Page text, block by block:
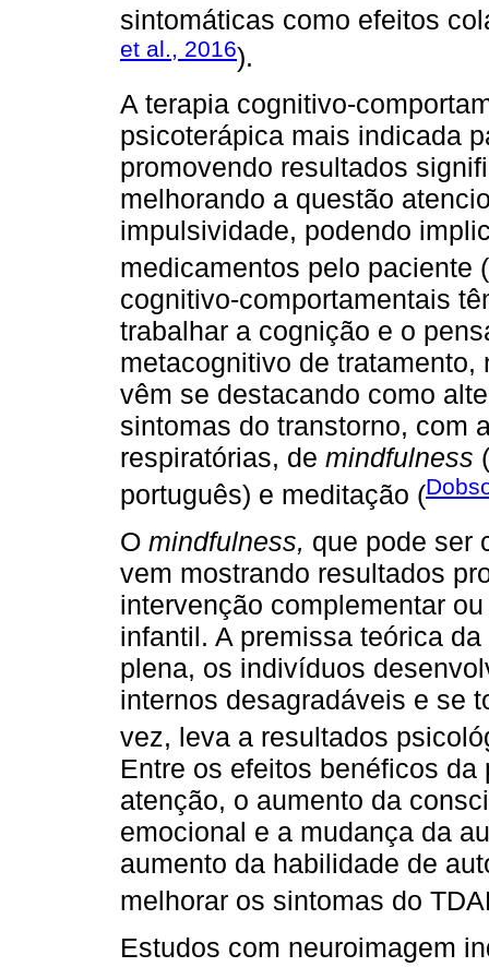
sintomáticas como efeitos
et al., 2016).
A terapia cognitivo-
psicoterápica mais indicada
promovendo resultados
melhorando a questão
impulsividade, podendo
medicamentos pelo paciente (
cognitivo-comportamentais
trabalhar a cognição e o
metacognitivo de
vêm se destacando como
sintomas do transtorno, com
respiratórias, de mindfulness
português) e meditação (
O mindfulness, que pode ser
vem mostrando resultados
intervenção complementar
infantil. A premissa teórica
plena, os indivíduos
internos desagradáveis e se
vez, leva a resultados
Entre os efeitos benéficos
atenção, o aumento da
emocional e a mudança da
aumento da habilidade de
melhorar os sintomas do
Estudos com neuroimagem